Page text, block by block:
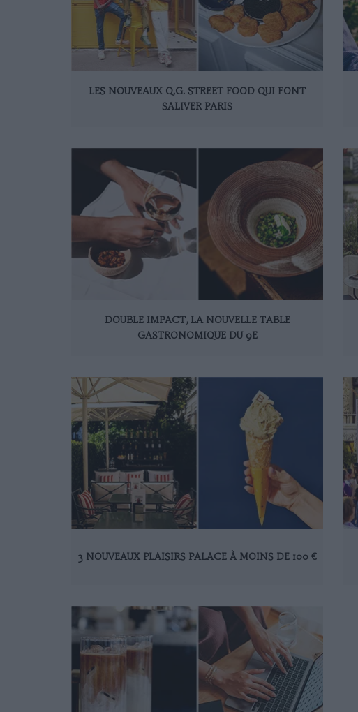
LES NOUVEAUX Q.G. STREET FOOD QUI FONT
SALIVER PARIS
DOUBLE IMPACT, LA NOUVELLE TABLE
GASTRONOMIQUE DU 9E
3 NOUVEAUX PLAISIRS PALACE À MOINS DE 100 €